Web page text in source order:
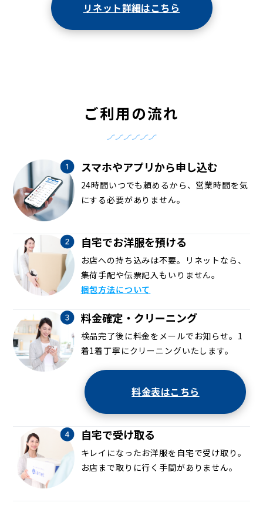
リネット詳細はこちら
ご利用の流れ
スマホやアプリから申し込む
24時間いつでも頼めるから、営業時間を気
にする必要がありません。
自宅でお洋服を預ける
お店への持ち込みは不要。リネットなら、
集荷手配や伝票記入もいりません。
梱包方法について
料金確定・クリーニング
検品完了後に料金をメールでお知らせ。1
着1着丁寧にクリーニングいたします。
料金表はこちら
自宅で受け取る
キレイになったお洋服を自宅で受け取り。
お店まで取りに行く手間がありません。